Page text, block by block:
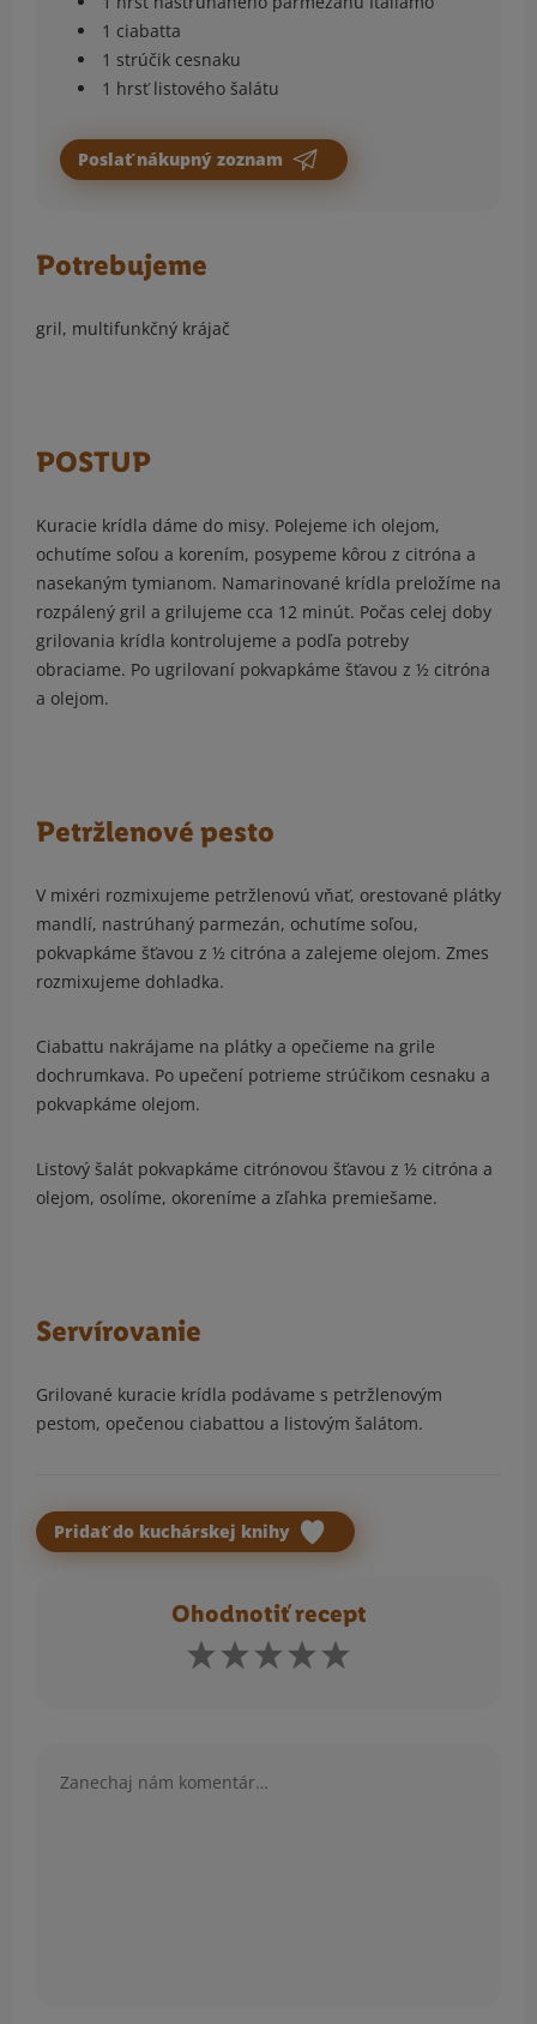
1 ciabatta
1 strúčik cesnaku
1 hrsť listového šalátu
Poslať nákupný zoznam
Potrebujeme
gril, multifunkčný krájač
POSTUP
Kuracie krídla dáme do misy. Polejeme ich olejom,
ochutíme soľou a korením, posypeme kôrou z citróna a
nasekaným tymianom. Namarinované krídla preložíme na
rozpálený gril a grilujeme cca 12 minút. Počas celej doby
grilovania krídla kontrolujeme a podľa potreby
obraciame. Po ugrilovaní pokvapkáme šťavou z ½ citróna
a olejom.
Petržlenové pesto
V mixéri rozmixujeme petržlenovú vňať, orestované plátky
mandlí, nastrúhaný parmezán, ochutíme soľou,
pokvapkáme šťavou z ½ citróna a zalejeme olejom. Zmes
rozmixujeme dohladka.
Ciabattu nakrájame na plátky a opečieme na grile
dochrumkava. Po upečení potrieme strúčikom cesnaku a
pokvapkáme olejom.
Listový šalát pokvapkáme citrónovou šťavou z ½ citróna a
olejom, osolíme, okoreníme a zľahka premiešame.
Servírovanie
Grilované kuracie krídla podávame s petržlenovým
pestom, opečenou ciabattou a listovým šalátom.
Pridať do kuchárskej knihy
Ohodnotiť recept